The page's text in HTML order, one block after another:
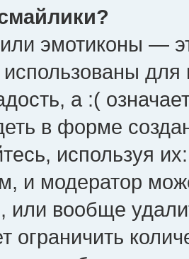
эмотиконы —
использованы
а :(
в форме
используя
и модератор
или вообще
ограничить